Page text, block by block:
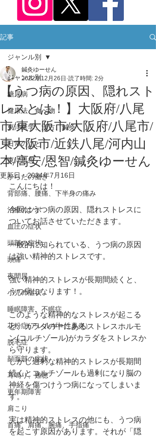
記事
ジャンル別
糖尿病
健康法、食べ物
東洋医学、漢方、鍼灸
日常のこと
東洋思想
からだの働き
背部痛、腰痛、下半身の痛み
治療のツボ
血圧の症状
頭部の症状
頭痛
夜間尿
小児の症状
睡眠障害、不眠症
花粉症(アレルギー性鼻炎）
脱毛症
顔面部の症状
耳鳴り、難聴
更年期障害
肩こり
首痛、肩痛、腕痛、手指痛
ジャンル別
【うつ病の原因、隠れスト
レスとは！】大阪府/八尾
市/東大阪市/大阪府/八尾市/
東大阪市/近鉄八尾/河内山
本/高安/恩智/鍼灸ゆーせん
鍼灸ゆーせん
2022年12月26日 読了時間: 2分
更新日：2024年7月16日
こんにちは！
今回はうつ病の原因、隠れストレスに
ついてお話させていただきます。
一般的に知られている、うつ病の原因
は強い精神的ストレスです。
強い精神的ストレスが長期間続くと、
うつ病になります！。
このような精神的なストレスが起こる
と、カラダの中にあるストレスホルモ
ン(コルチゾール)がカラダをストレスか
ら守ります。
しかし過剰な精神的ストレスが長期間
続くとコルチゾールも過剰になり脳の
神経を傷つけうつ病になってしまいま
す。
実は精神的ストレスの他にも、うつ病
を起こす原因があります。それが「隠